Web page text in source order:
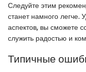
Следуйте этим
станет намного легче.
аспектов, вы сможете
служить радостью и
Типичные